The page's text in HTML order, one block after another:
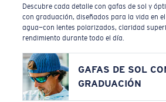
Descubre cada detalle con gafas de sol y
con graduación, diseñados para la vida en el
agua—con lentes polarizados, claridad
rendimiento durante todo el día.
GAFAS DE SOL
GRADUACIÓN